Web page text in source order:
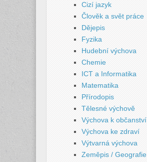
Cizí jazyk
Člověk a svět práce
Dějepis
Fyzika
Hudební výchova
Chemie
ICT a Informatika
Matematika
Přírodopis
Tělesné výchově
Výchova k občanství
Výchova ke zdraví
Výtvarná výchova
Zeměpis / Geografie